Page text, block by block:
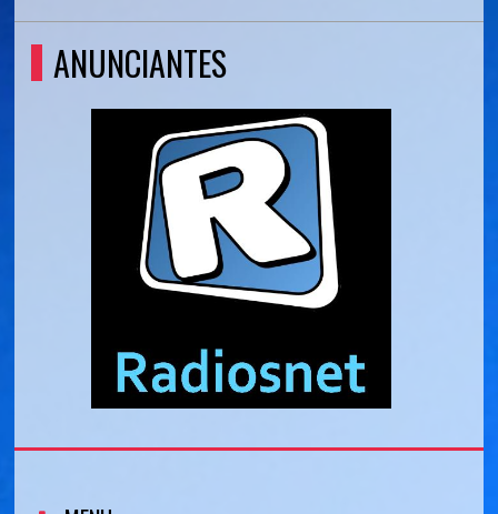
ANUNCIANTES